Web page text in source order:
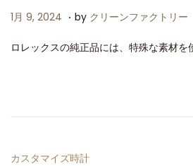
P
s
n
1月 9, 2024 2
4
6
. by クリーンファクトリー
ロレックスの純正品には、特殊な素材を
カスタマイズ時計